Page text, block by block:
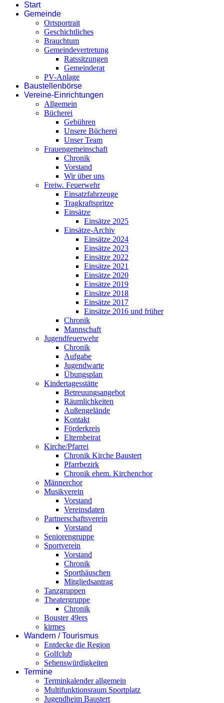
Start
Gemeinde
Ortsportrait
Geschichtliches
Brauchtum
Gemeindevertretung
Ratssitzungen
Gemeinderat
PV-Anlage
Baustellenbörse
Vereine-Einrichtungen
Allgemein
Bücherei
Gebühren
Unsere Bücherei
Unser Team
Frauengemeinschaft
Chronik
Vorstand
Wir über uns
Freiw. Feuerwehr
Einsatzfahrzeuge
Tragkraftspritze
Einsätze
Einsätze 2025
Einsätze-Archiv
Einsätze 2024
Einsätze 2023
Einsätze 2022
Einsätze 2021
Einsätze 2020
Einsätze 2019
Einsätze 2018
Einsätze 2017
Einsätze 2016 und früher
Chronik
Mannschaft
Jugendfeuerwehr
Chronik
Aufgabe
Jugendwarte
Übungsplan
Kindertagesstätte
Betreuungsangebot
Räumlichkeiten
Außengelände
Kontakt
Förderkreis
Elternbeirat
Kirche/Pfarrei
Chronik Kirche Baustert
Pfarrbezirk
Chronik ehem. Kirchenchor
Männerchor
Musikverein
Vorstand
Vereinsdaten
Partnerschaftsverein
Vorstand
Seniorengruppe
Sportverein
Vorstand
Chronik
Sporthäuschen
Mitgliedsantrag
Tanzgruppen
Theatergruppe
Chronik
Bouster 49ers
kirmes
Wandern / Tourismus
Entdecke die Region
Golfclub
Sehenswürdigkeiten
Termine
Terminkalender allgemein
Multifunktionsraum Sportplatz
Jugendheim Baustert